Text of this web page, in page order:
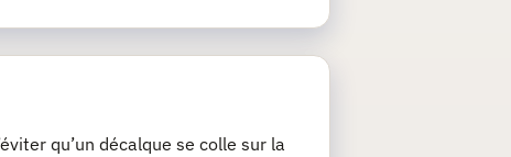
qu’un décalque se colle sur la